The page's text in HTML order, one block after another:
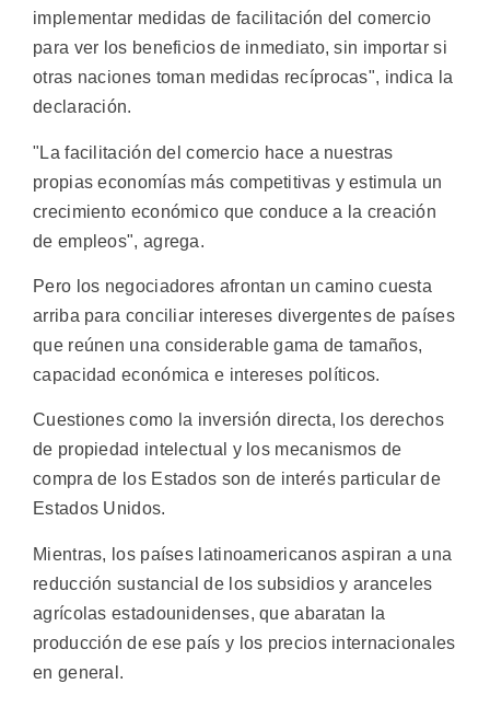
implementar medidas de facilitación del comercio
para ver los beneficios de inmediato, sin importar si
otras naciones toman medidas recíprocas", indica la
declaración.
"La facilitación del comercio hace a nuestras
propias economías más competitivas y estimula un
crecimiento económico que conduce a la creación
de empleos", agrega.
Pero los negociadores afrontan un camino cuesta
arriba para conciliar intereses divergentes de países
que reúnen una considerable gama de tamaños,
capacidad económica e intereses políticos.
Cuestiones como la inversión directa, los derechos
de propiedad intelectual y los mecanismos de
compra de los Estados son de interés particular de
Estados Unidos.
Mientras, los países latinoamericanos aspiran a una
reducción sustancial de los subsidios y aranceles
agrícolas estadounidenses, que abaratan la
producción de ese país y los precios internacionales
en general.